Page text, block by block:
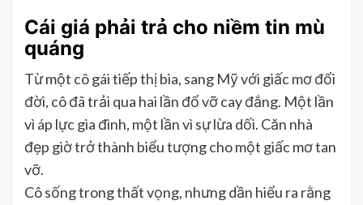
Cái giá phải trả cho niềm tin mù
quáng
Từ một cô gái tiếp thị bia, sang Mỹ với giấc mơ đổi
đời, cô đã trải qua hai lần đổ vỡ cay đắng. Một lần
vì áp lực gia đình, một lần vì sự lừa dối. Căn nhà
đẹp giờ trở thành biểu tượng cho một giấc mơ tan
vỡ.
Cô sống trong thất vọng, nhưng dần hiểu ra rằng